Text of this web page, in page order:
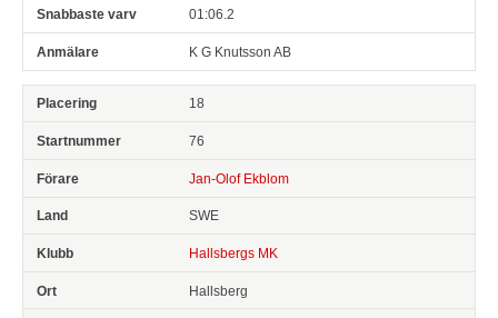
01:06.2
K G Knutsson AB
18
76
Jan-Olof Ekblom
SWE
Hallsbergs MK
Hallsberg